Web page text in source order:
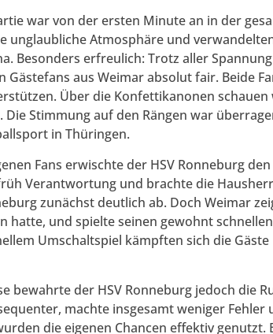
war von der ersten Minute an in der
unglaubliche Atmosphäre und
Besonders erfreulich: Trotz aller
Gästefans aus Weimar absolut fair. Beide
Über die Konfettikanonen
Die Stimmung auf den Rängen war
in Thüringen.
Fans erwischte der HSV Ronneburg
Verantwortung und brachte die
zunächst deutlich ab. Doch Weimar
hatte, und spielte seinen gewohnt
Umschaltspiel kämpften sich die
bewahrte der HSV Ronneburg jedoch die
machte insgesamt weniger Fehler
die eigenen Chancen effektiv genutzt.